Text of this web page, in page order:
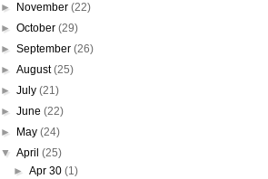
►
November (22)
► October (29)
► September (26)
► August(25)
► July (21)
► June (22)
►
May (24)
▼ April (25)
►Apr 30(1)